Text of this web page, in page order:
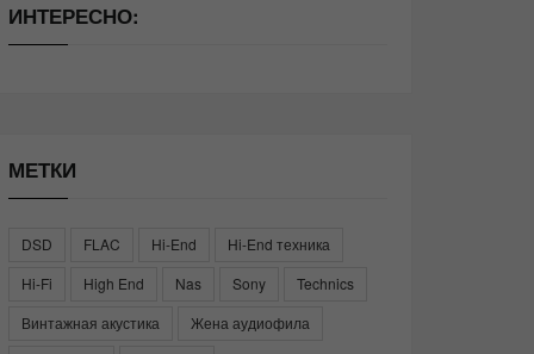
ИНТЕРЕСНО:
МЕТКИ
DSD FLAC Hi-End
Hi-End техника
Hi-Fi
High End Nas Sony
Technics
Винтажная акустика
Жена аудиофила